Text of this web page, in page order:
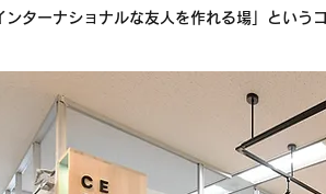
ターナショナルな友人を作れる場」という